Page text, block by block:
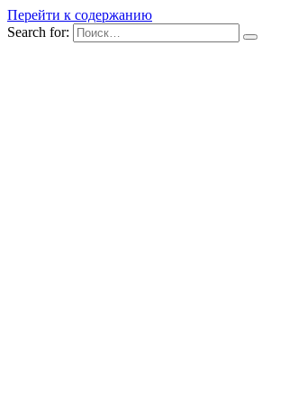
Перейти к содержанию
Search for: